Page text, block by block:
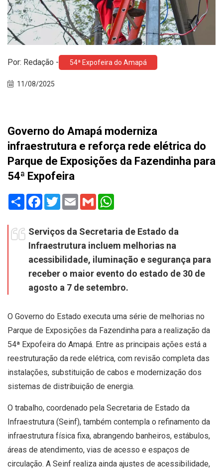
Por: Redação - 54ª Expofeira do Amapá
11/08/2025
Governo do Amapá moderniza
infraestrutura e reforça rede elétrica do
Parque de Exposições da Fazendinha para
54ª Expofeira
Share Facebook
TwitterEmail Gmail
Serviços da Secretaria de Estado da
Infraestrutura incluem melhorias na
acessibilidade, iluminação e segurança para
receber o maior evento do estado de 30 de
agosto a 7 de setembro.
O Governo do Estado executa uma série de melhorias no
Parque de Exposições da Fazendinha para a realização da
54ª Expofeira do Amapá. Entre as principais ações está a
reestruturação da rede elétrica, com revisão completa das
instalações, substituição de cabos e modernização dos
sistemas de distribuição de energia.
O trabalho, coordenado pela Secretaria de Estado da
Infraestrutura (Seinf), também contempla o refinamento da
infraestrutura física fixa, abrangendo banheiros, estábulos,
áreas de atendimento, vias de acesso e espaços de
circulação. A Seinf realiza ainda ajustes de acessibilidade,